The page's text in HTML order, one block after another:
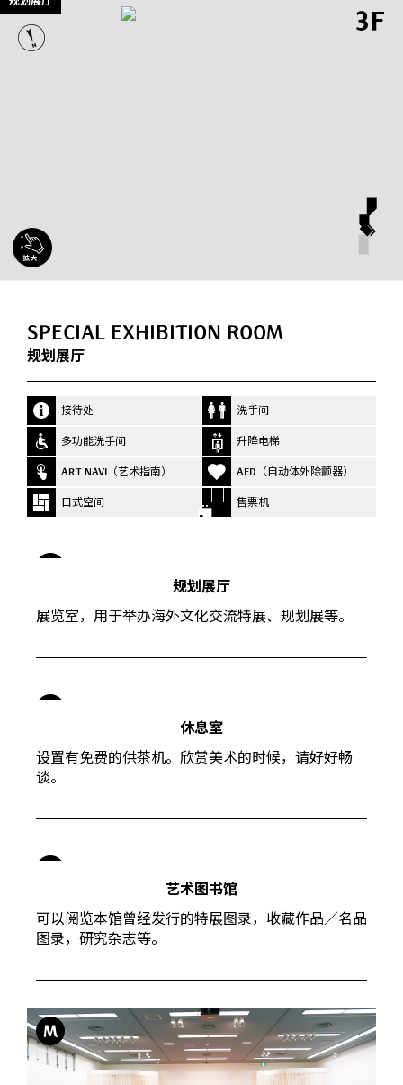
3F
SPECIAL EXHIBITION ROOM
规划展厅
接待处 洗手间
多功能洗手间 升降电梯
ART NAVI（艺术指南） AED（自动体外除颤器）
日式空间 售票机
规划展厅
展览室，用于举办海外文化交流特展、规划展等。
休息室
设置有免费的供茶机。欣赏美术的时候，请好好畅
谈。
艺术图书馆
可以阅览本馆曾经发行的特展图录，收藏作品／名品
图录，研究杂志等。
M